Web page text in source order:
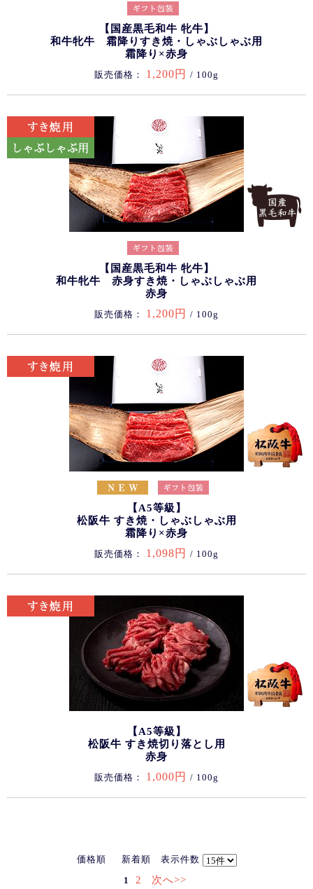
【国産黒毛和牛 牝牛】
和牛牝牛 霜降りすき焼・しゃぶしゃぶ用
霜降り×赤身
販売価格： 1,200円 / 100g
【国産黒毛和牛 牝牛】
和牛牝牛 赤身すき焼・しゃぶしゃぶ用
赤身
販売価格： 1,200円 / 100g
【A5等級】
松阪牛 すき焼・しゃぶしゃぶ用
霜降り×赤身
販売価格： 1,098円 / 100g
【A5等級】
松阪牛 すき焼切り落とし用
赤身
販売価格： 1,000円 / 100g
価格順 新着順 表示件数
1 2 次へ>>